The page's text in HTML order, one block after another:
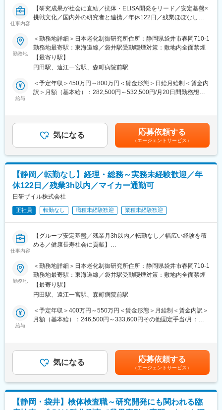
製薬会社になることが私たちのめざす未来です。日本・アメリ
カ・カナダにおいて共同開発された日本初外用爪白癬治療剤「ク
レナフィン」を、現在はアジアを中心に海外展開しています。
変更の範囲：会社の定める業務
仕事内容
【研究成果が社会に直結／抗体・ELISA開発をリード／安定基盤×
挑戦文化／国内外の研究者と連携／年休122日／残業ほぼなし】
～こんな方におススメ！～
◇研究成果で社会貢献を実感したい方
◇ELISA・抗体開発でスキルを磨きたい方
◇安定企業で腰を据えて働きたい方
■事業内容
「健康貢献」を理念に、老化制御の研究を推進。
ープの一員として、国内外の研究者と連携しながら健康長寿社会
の実現を目指します。
します。研究と製品開発の両軸で科学的知見を深められるポジシ
ョンです。
◎業務詳細
・ELISA・抗体の改良および新規開発
・抗体関連原料の管理・調達・品質管理
・データ分析、成果発表（学会・論文等）
・研究用試薬の製造・検証プロセスへの参画
■組織構成
・平均年齢：30代後半
・男女比：おおよそ5：5／落ち着いた雰囲気
■魅力
DNA酸化損傷測定キットの開発に世界で初めて成功。国内外の研
究者から高く評価されています。
スタム開発など、自社内で裁量を持てます。
◎社会貢献性の高い研究テーマ
酸化ストレス・抗酸化分野の研究を通じて、アンチエイジングや
疾病予防に寄与。研究成果が人々の健康に直結します。
勤務地
＜勤務地詳細＞日本老化制御研究所住所：静岡県袋井市春岡710-1
勤務地最寄駅：東海道線／袋井駅受動喫煙対策：敷地内全面禁煙
【最寄り駅】
円田駅、遠江一宮駅、森町病院前駅
給与
＜予定年収＞450万円～800万円＜賃金形態＞日給月給制＜賃金内
訳＞月額（基本給）：282,500円～532,500円/月20日間勤務想定
金額であり、選考を通じて上下する可能性があります。月給(月額)
は固定手当を含めた表記です。
気になる 応募依頼する
（エージェントサービス）
【静岡／転勤なし】経理・総務～実務未経験歓迎／年
休122日／残業3h以内／マイカー通勤可
日研ザイル株式会社
正社員 転勤なし 職種未経験歓迎 業種未経験歓迎
仕事内容
【グループ安定基盤／残業月3h以内／転勤なし／幅広い経験を積
める／健康長寿社会に貢献】
アンテスグループの一員として研究・生活関連事業を展開。安定
基盤のもと残業月3時間以内と働きやすさ抜群。経理×総務の幅広
い経験を通じてキャリアを磨き、研究活動を支えるバックオフィ
ス業務に挑戦できます。
■業務内容：
本ポジションは研究所と本社をつなぎ、経理・総務全般を担当い
・売掛金管理
・研究所で発生する費用処理
・備品や設備の発注・管理など総務業務
・給与計算、固定資産管理
・海外子会社の決算サポート
勤務地
＜勤務地詳細＞日本老化制御研究所住所：静岡県袋井市春岡710-1
勤務地最寄駅：東海道線／袋井駅受動喫煙対策：敷地内全面禁煙
【最寄り駅】
円田駅、遠江一宮駅、森町病院前駅
給与
＜予定年収＞400万円～550万円＜賃金形態＞月給制＜賃金内訳＞
月額（基本給）：246,500円～333,600円その他固定手当/月：
上下する可能性があります。月給(月額)は固定手当を含めた表記で
す。
気になる 応募依頼する
（エージェントサービス）
【静岡・袋井】検体検査職～研究開発にも関われる臨